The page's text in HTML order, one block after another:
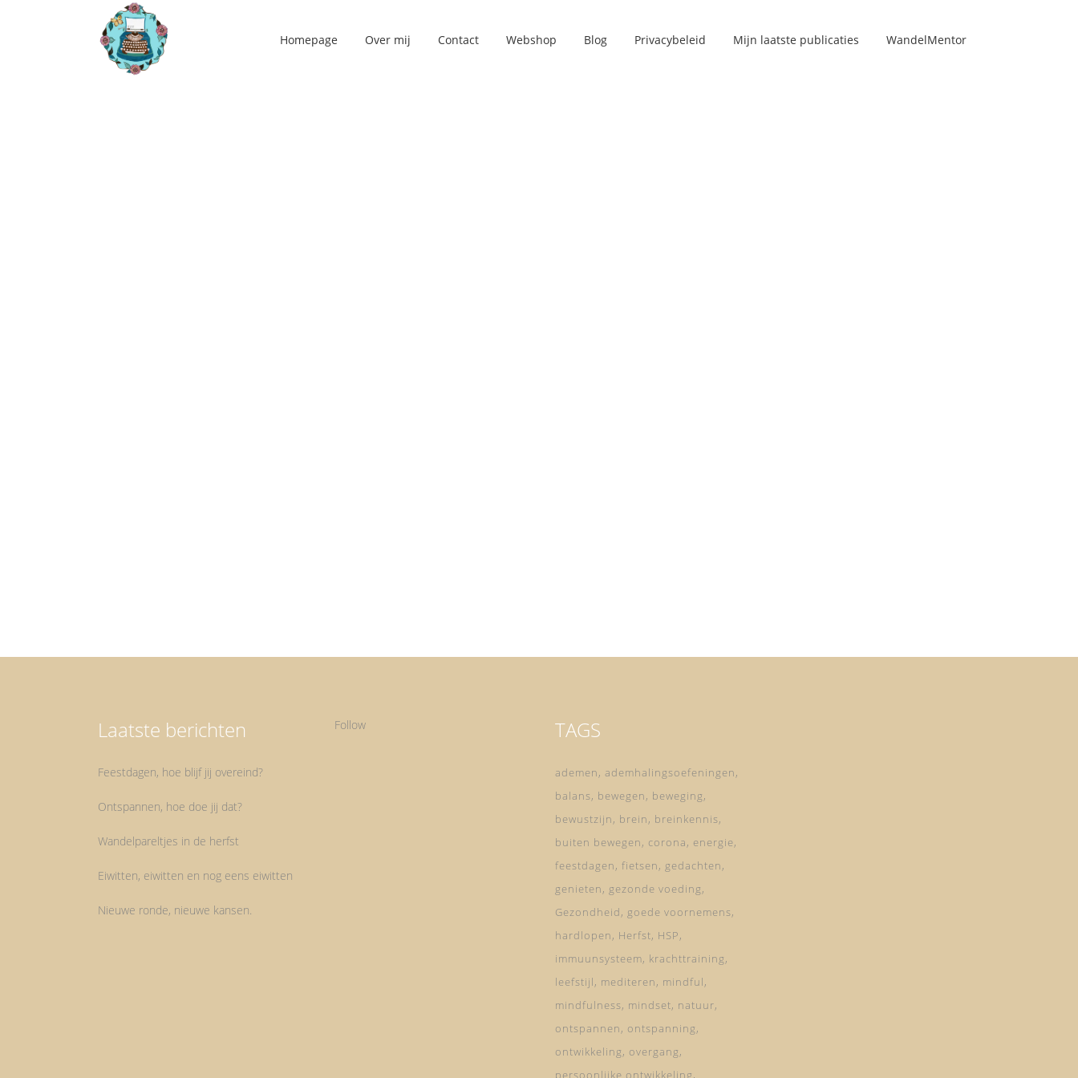
Homepage Over mij Contact Webshop Blog Privacybeleid Mijn laatste publicaties WandelMentor
Laatste berichten
Feestdagen, hoe blijf jij overeind?
Ontspannen, hoe doe jij dat?
Wandelpareltjes in de herfst
Eiwitten, eiwitten en nog eens eiwitten
Nieuwe ronde, nieuwe kansen.
Follow TAGS
ademen ademhalingsoefeningen
balans bewegen
beweging
bewustzijn
brein
breinkennis
buiten bewegen
corona
energie
feestdagen fietsen
gedachten
genieten
gezonde voeding
Gezondheid
goede voornemens
hardlopen
Herfst HSP
immuunsysteem krachttraining
leefstijl
mediteren
mindful
mindfulness mindset natuur
ontspannen
ontspanning
ontwikkeling
overgang
persoonlijke ontwikkeling